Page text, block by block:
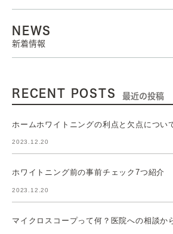
NEWS
新着情報
RECENT POSTS 最近の投稿
ホームホワイトニングの利点と欠点につい
2023.12.20
ホワイトニング前の事前チェック7つ紹介
2023.12.20
マイクロスコープって何？医院への相談か